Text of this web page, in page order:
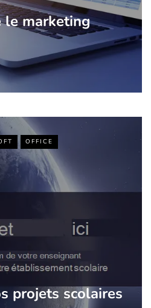
le marketing
OFFICE
projets scolaires